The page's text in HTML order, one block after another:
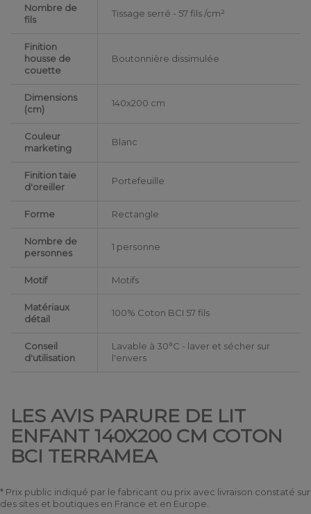
Nombre de
fils
Tissage serré - 57 fils /cm²
Finition
housse de
couette
Boutonnière dissimulée
Dimensions
(cm)
140x200 cm
Couleur
marketing
Blanc
Finition taie
d'oreiller
Portefeuille
Forme Rectangle
Nombre de
personnes
1 personne
Motif Motifs
Matériaux
détail
100% Coton BCI 57 fils
Conseil
d'utilisation
Lavable à 30°C - laver et sécher sur
l'envers
LES AVIS PARURE DE LIT
ENFANT 140X200 CM COTON
BCI TERRAMEA
* Prix public indiqué par le fabricant ou prix avec livraison constaté sur
des sites et boutiques en France et en Europe.